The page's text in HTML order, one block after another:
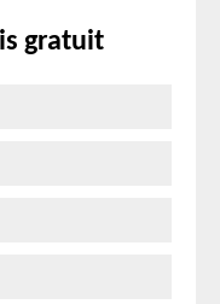
gratuit